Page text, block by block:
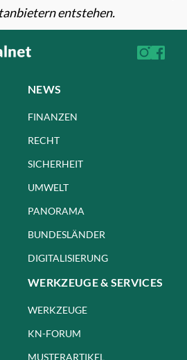
entstehen.
NEWS
FINANZEN
RECHT
SICHERHEIT
UMWELT
PANORAMA
BUNDESLÄNDER
DIGITALISIERUNG
WERKZEUGE & SERVICES
WERKZEUGE
KN-FORUM
MUSTERARTIKEL